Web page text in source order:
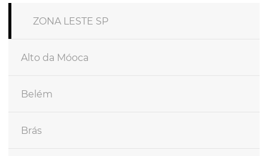
ZONA LESTE SP
Alto da Móoca
Belém
Brás